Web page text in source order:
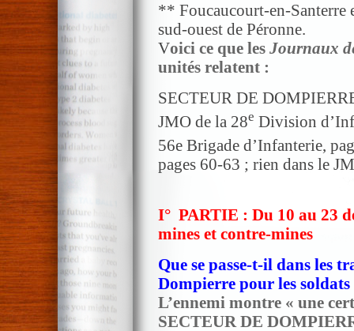
** Foucaucourt-en-Santerre
sud-ouest de Péronne.
Voici ce que les Journaux
unités relatent :
SECTEUR DE
JMO de la 28e Division
56e Brigade d’Infanterie,
pages 60-63 ; rien dans le
I° PARTIE : Du 10 au 23
mines et contre-mines
Que se passe-t-il dans les
Dompierre pour les
L’ennemi montre « une
SECTEUR DE